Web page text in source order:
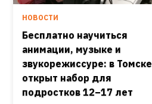
НОВОСТИ
Бесплатно научиться
анимации, музыке и
звукорежиссуре: в Томске
открыт набор для
подростков 12–17 лет